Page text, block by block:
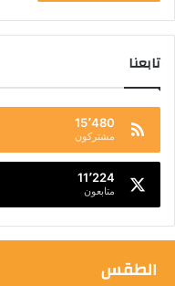
تابعنا
15٬480
مشتركون
11٬224
متابعون
الطقس